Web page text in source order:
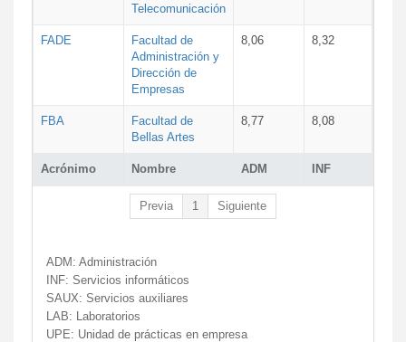
Acrónimo Nombre ADM INF
Telecomunicación
FADE
Facultad de
Administración y
Dirección de
Empresas
8,06 8,32
FBA
Facultad de
Bellas Artes
8,77 8,08
Previa 1 Siguiente
ADM: Administración
INF: Servicios informáticos
SAUX: Servicios auxiliares
LAB: Laboratorios
UPE: Unidad de prácticas en empresa